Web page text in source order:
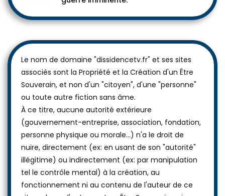
Le nom de domaine "dissidencetv.fr" et ses sites
associés sont la Propriété et la Création d'un Être
Souverain, et non d'un "citoyen", d'une "personne"
ou toute autre fiction sans âme.
À ce titre, aucune autorité extérieure
(gouvernement-entreprise, association, fondation,
personne physique ou morale...) n'a le droit de
nuire, directement (ex: en usant de son "autorité"
illégitime) ou indirectement (ex: par manipulation
tel le contrôle mental) à la création, au
fonctionnement ni au contenu de l'auteur de ce